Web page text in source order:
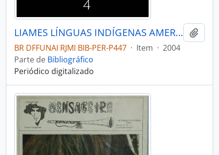
LIAMES LÍNGUAS INDÍGENAS AMERICANAS - CAMPINAS SP UNICAMP INSTITUTO DE EST - 2004 - Nº04
BR DFFUNAI RJMI BIB-PER-P447 · Item · 2004
Parte de Bibliográfico
Periódico digitalizado